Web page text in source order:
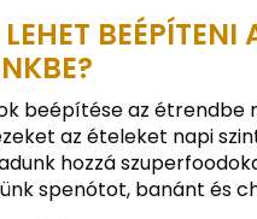
BEÉPÍTENI
beépítése az étrendbe
az ételeket napi
hozzá
spenótot, banánt és